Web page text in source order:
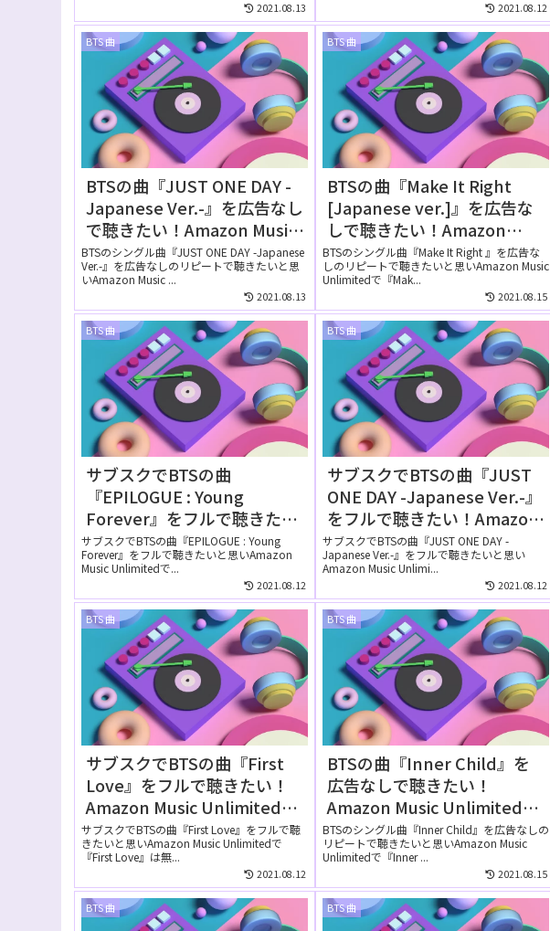
2021.08.13 2021.08.12
BTS 曲
BTSの曲『JUST ONE DAY -
Japanese Ver.-』を広告なし
で聴きたい！Amazon Music
Unlimitedの無料お試しでリ
ピートして聴ける？
BTSのシングル曲『JUST ONE DAY -Japanese
Ver.-』を広告なしのリピートで聴きたいと思
いAmazon Music ...
2021.08.13
BTS 曲
BTSの曲『Make It Right
[Japanese ver.]』を広告な
しで聴きたい！Amazon
Music Unlimitedの無料お試
しでリピートして聴ける？
BTSのシングル曲『Make It Right 』を広告な
しのリピートで聴きたいと思いAmazon Music
Unlimitedで『Mak...
2021.08.15
BTS 曲
サブスクでBTSの曲
『EPILOGUE : Young
Forever』をフルで聴きた
い！Amazon Music
Unlimitedでは無料で聴け
サブスクでBTSの曲『EPILOGUE : Young
Forever』をフルで聴きたいと思いAmazon
Music Unlimitedで...
2021.08.12
BTS 曲
サブスクでBTSの曲『JUST
ONE DAY -Japanese Ver.-』
をフルで聴きたい！Amazon
Music Unlimitedでは無料で
聴ける？
サブスクでBTSの曲『JUST ONE DAY -
Japanese Ver.-』をフルで聴きたいと思い
Amazon Music Unlimi...
2021.08.12
BTS 曲
サブスクでBTSの曲『First
Love』をフルで聴きたい！
Amazon Music Unlimitedで
は無料で聴ける？
サブスクでBTSの曲『First Love』をフルで聴
きたいと思いAmazon Music Unlimitedで
『First Love』は無...
2021.08.12
BTS 曲
BTSの曲『Inner Child』を
広告なしで聴きたい！
Amazon Music Unlimitedの
無料お試しでリピートして聴
ける？
BTSのシングル曲『Inner Child』を広告なしの
リピートで聴きたいと思いAmazon Music
Unlimitedで『Inner ...
2021.08.15
BTS 曲 BTS 曲